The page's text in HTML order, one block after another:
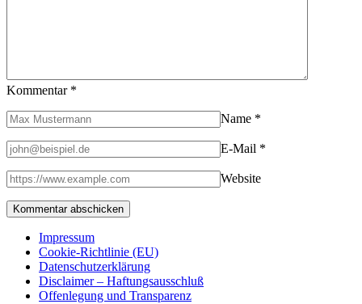
Kommentar *
Name *
E-Mail *
Website
Impressum
Cookie-Richtlinie (EU)
Datenschutzerklärung
Disclaimer – Haftungsausschluß
Offenlegung und Transparenz